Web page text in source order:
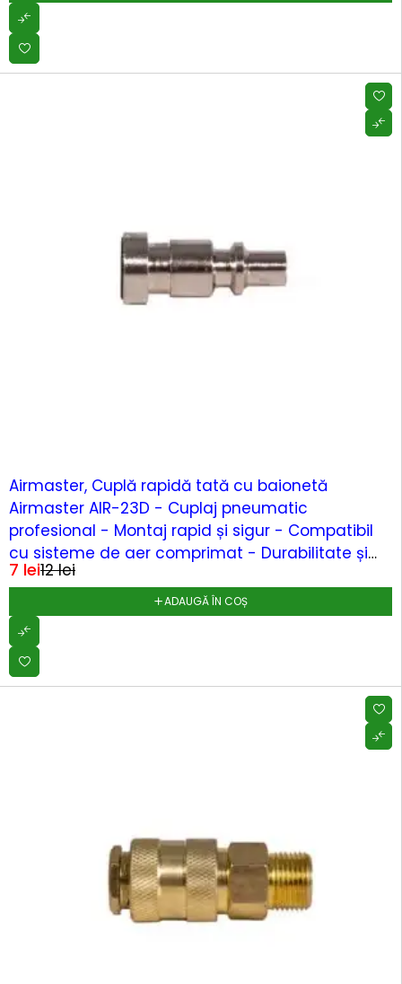
Airmaster, Cuplă rapidă tată cu baionetă
Airmaster AIR-23D - Cuplaj pneumatic
profesional - Montaj rapid și sigur - Compatibil
cu sisteme de aer comprimat - Durabilitate și
etanșare fiabilă
12lei
7 lei
ADAUGĂ ÎN COȘ